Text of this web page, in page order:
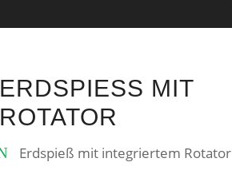
ERDSPIESS MIT R
OTATOR
Erdspieß mit integriertem Rotator